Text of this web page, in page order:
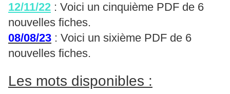
12/11/22 : Voici un cinquième PDF de 6
nouvelles fiches.
08/08/23 : Voici un sixième PDF de 6
nouvelles fiches.
Les mots disponibles :